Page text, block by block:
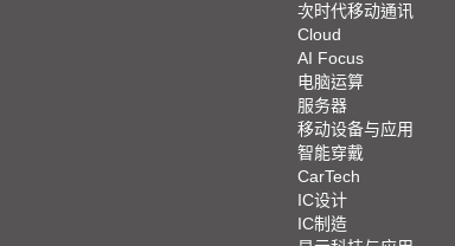
次时代移动通讯
Cloud
AI Focus
电脑运算
服务器
移动设备与应用
智能穿戴
CarTech
IC设计
IC制造